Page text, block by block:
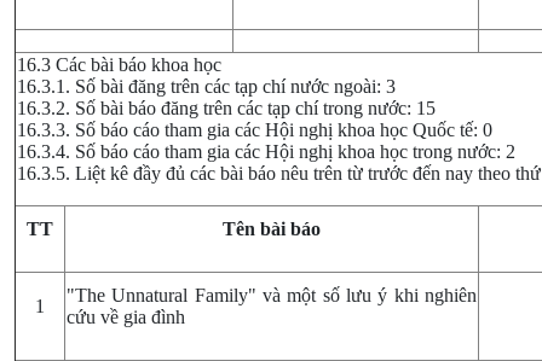
16.3 Các bài báo khoa học
16.3.1. Số bài đăng trên các tạp chí nước ngoài: 3
16.3.2. Số bài báo đăng trên các tạp chí trong nước: 15
16.3.3. Số báo cáo tham gia các Hội nghị khoa học Quốc tế: 0
16.3.4. Số báo cáo tham gia các Hội nghị khoa học trong nước: 2
16.3.5. Liệt kê đầy đủ các bài báo nêu trên từ trước đến nay theo
TT Tên bài báo
1
"The Unnatural Family" và một số lưu ý khi nghiên
cứu về gia đình